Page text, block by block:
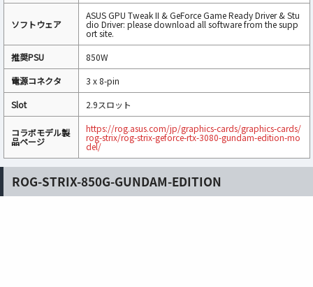
ソフトウェア
ASUS GPU Tweak II & GeForce Game Ready Driver & Stu
dio Driver: please download all software from the supp
ort site.
推奨PSU
850W
電源コネクタ
3 x 8-pin
Slot
2.9スロット
コラボモデル製
品ページ
https://rog.asus.com/jp/graphics-cards/graphics-cards/
rog-strix/rog-strix-geforce-rtx-3080-gundam-edition-mo
del/
ROG-STRIX-850G-GUNDAM-EDITION